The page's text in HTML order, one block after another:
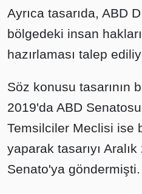
Ayrıca tasarıda, ABD
bölgedeki insan
hazırlaması talep
Söz konusu tasarının
2019'da ABD
Temsilciler Meclisi ise
yaparak tasarıyı
Senato'ya göndermişti.